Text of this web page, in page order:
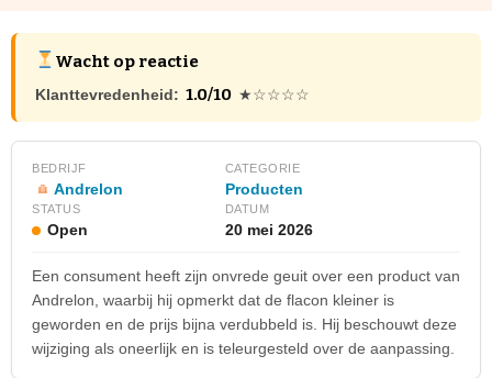
Wacht op reactie
Klanttevredenheid: 1.0/10 ★☆☆☆☆
BEDRIJF
Andrelon
CATEGORIE
Producten
STATUS
Open
DATUM
20 mei 2026
Een consument heeft zijn onvrede geuit over een product van
Andrelon, waarbij hij opmerkt dat de flacon kleiner is
geworden en de prijs bijna verdubbeld is. Hij beschouwt deze
wijziging als oneerlijk en is teleurgesteld over de aanpassing.